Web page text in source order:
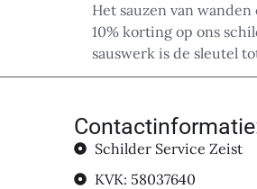
Het sauzen van
10% korting op ons
sauswerk is de sleutel
Schilder Service Zeist
KVK: 58037640